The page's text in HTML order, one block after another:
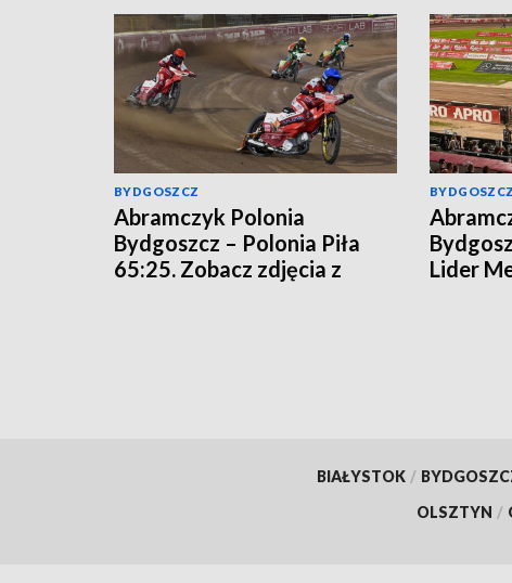
BYDGOSZCZ
Abramczyk Polonia
Bydgoszcz – Polonia Piła
65:25. Zobacz zdjęcia z
Lider
BIAŁYSTOK /
OLSZTYN /